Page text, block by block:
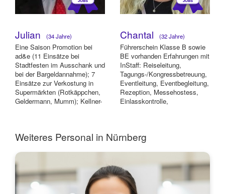
Julian (34 Jahre)
Eine Saison Promotion bei
ad&e (11 Einsätze bei
Stadtfesten im Ausschank und
bei der Bargeldannahme); 7
Einsätze zur Verkostung in
Supermärkten (Rotkäppchen,
Geldermann, Mumm); Kellner-
Chantal (32 Jahre)
Führerschein Klasse B sowie
BE vorhanden Erfahrungen mit
InStaff: Reiseleitung,
Tagungs-/Kongressbetreuung,
Eventleitung, Eventbegleitung,
Rezeption, Messehostess,
Einlasskontrolle,
Weiteres Personal in Nürnberg